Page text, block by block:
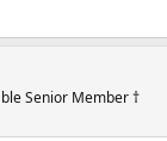
Senior Member †